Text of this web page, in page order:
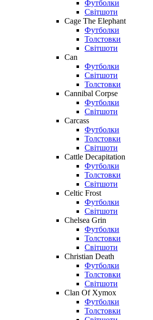
Футболки
Світшоти
Cage The Elephant
Футболки
Толстовки
Світшоти
Can
Футболки
Світшоти
Толстовки
Cannibal Corpse
Футболки
Світшоти
Carcass
Футболки
Толстовки
Світшоти
Cattle Decapitation
Футболки
Толстовки
Світшоти
Celtic Frost
Футболки
Світшоти
Chelsea Grin
Футболки
Толстовки
Світшоти
Christian Death
Футболки
Толстовки
Світшоти
Clan Of Xymox
Футболки
Толстовки